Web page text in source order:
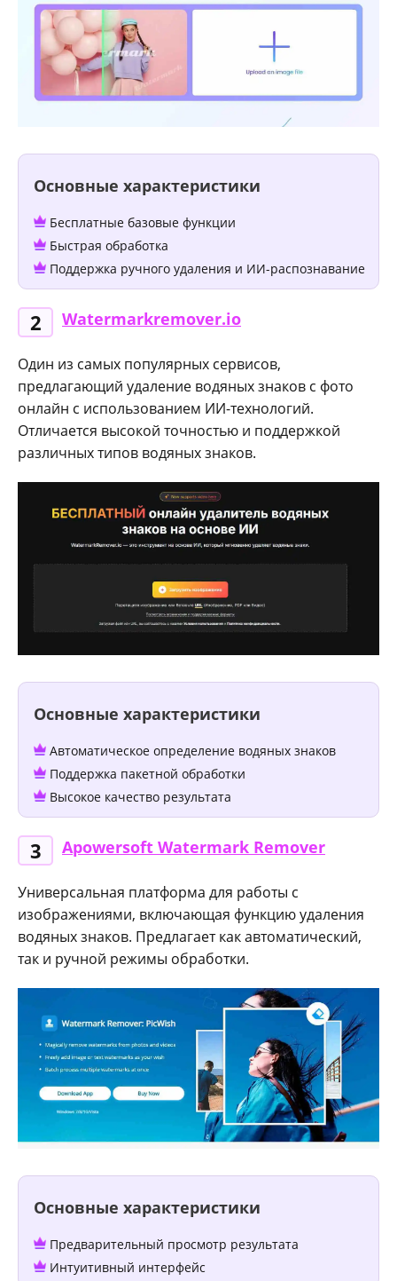
Основные характеристики
Бесплатные базовые функции
Быстрая обработка
Поддержка ручного удаления и ИИ-распознавание
2 Watermarkremover.io
Один из самых популярных сервисов,
предлагающий удаление водяных знаков с фото
онлайн с использованием ИИ-технологий.
Отличается высокой точностью и поддержкой
различных типов водяных знаков.
Основные характеристики
Автоматическое определение водяных знаков
Поддержка пакетной обработки
Высокое качество результата
3 Apowersoft Watermark Remover
Универсальная платформа для работы с
изображениями, включающая функцию удаления
водяных знаков. Предлагает как автоматический,
так и ручной режимы обработки.
Основные характеристики
Предварительный просмотр результата
Интуитивный интерфейс